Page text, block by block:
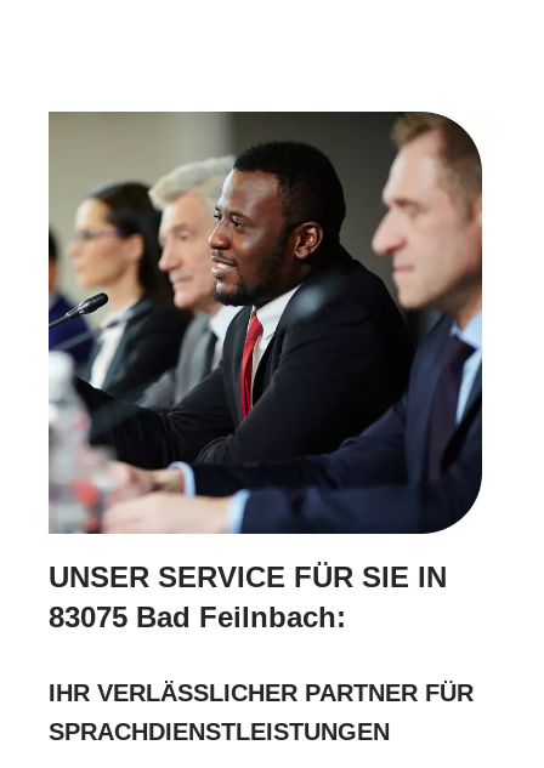
UNSER SERVICE FÜR SIE IN
83075 Bad Feilnbach:
IHR VERLÄSSLICHER PARTNER FÜR
SPRACHDIENSTLEISTUNGEN